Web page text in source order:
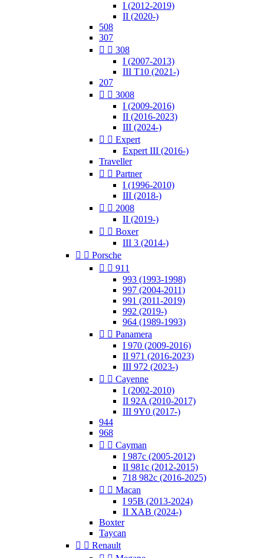
I (2012-2019)
II (2020-)
508
307
  308
I (2007-2013)
III T10 (2021-)
207
  3008
I (2009-2016)
II (2016-2023)
III (2024-)
  Expert
Expert III (2016-)
Traveller
  Partner
I (1996-2010)
III (2018-)
  2008
II (2019-)
  Boxer
III 3 (2014-)
  Porsche
  911
993 (1993-1998)
997 (2004-2011)
991 (2011-2019)
992 (2019-)
964 (1989-1993)
  Panamera
I 970 (2009-2016)
II 971 (2016-2023)
III 972 (2023-)
  Cayenne
I (2002-2010)
II 92A (2010-2017)
III 9Y0 (2017-)
944
968
  Cayman
I 987c (2005-2012)
II 981c (2012-2015)
718 982c (2016-2025)
  Macan
I 95B (2013-2024)
II XAB (2024-)
Boxter
Taycan
  Renault